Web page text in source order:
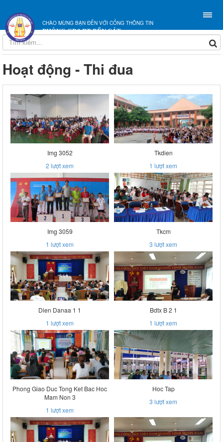
CHÀO MỪNG BẠN ĐẾN VỚI CỔNG THÔNG TIN
PHÒNG GD&ĐT BẾN CÁT
Hoạt động - Thi đua
Img 3052
2 lượt xem
Tkdien
1 lượt xem
Img 3059
1 lượt xem
Tkcm
3 lượt xem
Dien Danaa 1 1
1 lượt xem
Bdtx B 2 1
1 lượt xem
Phong Giao Duc Tong Ket Bac Hoc
Mam Non 3
1 lượt xem
Hoc Tap
3 lượt xem